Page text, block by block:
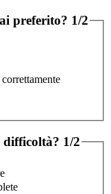
preferito? 1/2
difficoltà? 1/2